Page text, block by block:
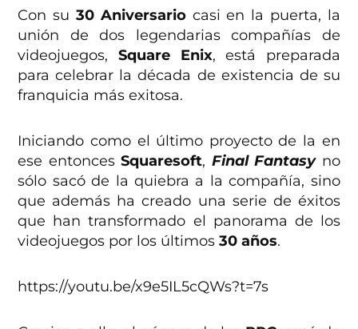
Con su 30 Aniversariocasi en la puerta, la
unión de dos legendarias compañías de
videojuegos, Square Enix, está preparada
para celebrar la década de existencia de su
franquicia más exitosa.
Iniciando como el último proyecto de la en
ese entoncesSquaresoft, Final Fantasyno
sólo sacó de la quiebra a la compañía, sino
que además ha creado una serie de éxitos
que han transformado el panorama de los
videojuegos por los últimos 30 años.
https://youtu.be/x9e5IL5cQWs?t=7s